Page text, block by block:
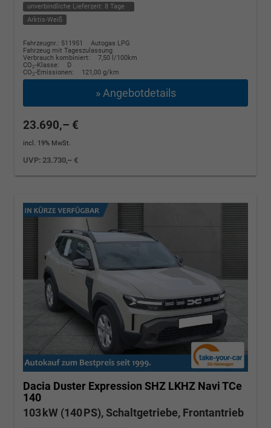
unverbindliche Lieferzeit: 8 Tage
Arktis-Weiß
Fahrzeugnr.: 511951
Autogas LPG
Fahrzeug mit Tageszulassung
Verbrauch kombiniert:
7,50 l/100km
CO2-Klasse:
D
CO2-Emissionen: 121,00 g/km
» Angebotdetails
23.690,– €
incl. 19% MwSt.
UVP:23.730,– €
Dacia Duster Expression SHZ LKHZ Navi TCe
140
103 kW (140 PS), Schaltgetriebe, Frontantrieb